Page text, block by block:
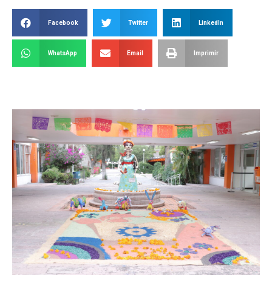
Facebook Twitter LinkedIn
WhatsApp Email Imprimir